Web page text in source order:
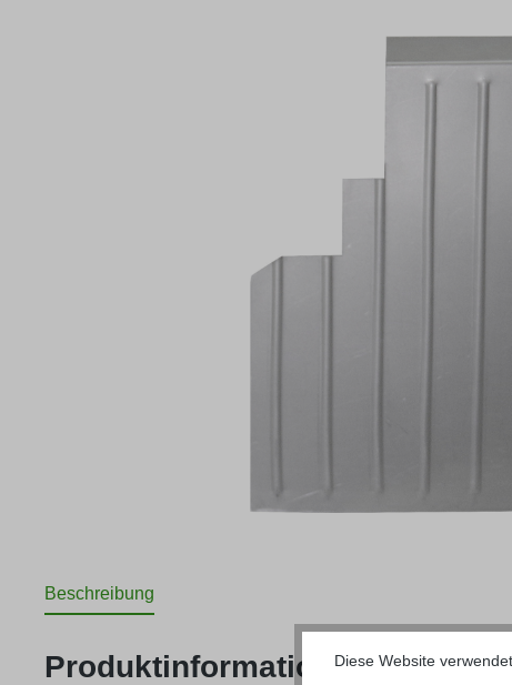
Beschreibung
ProduktinformationenDiese Website